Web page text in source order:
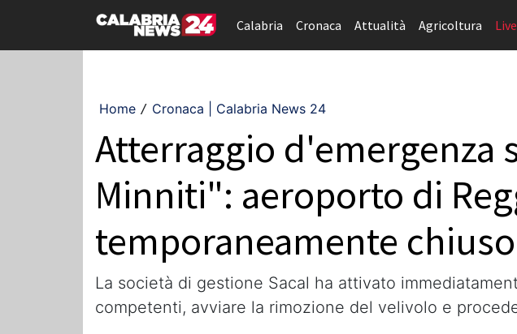
Calabria Cronaca Attualità Agricoltura Live
Home / Cronaca | Calabria News 24
Atterraggio d'emergenza
Minniti": aeroporto di
temporaneamente chiuso
La società di gestione Sacal ha attivato
competenti, avviare la rimozione del velivolo e